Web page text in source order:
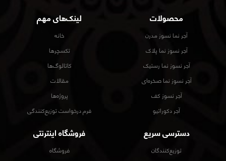
محصولات
آجر نما نسوز مدرن
آجر نسوز نما پلاک
آجر نسوز نما رستیک
آجر نسوز نما صخره‌ای
آجر نسوز کف
آجر دکوراتیو
لینک‌های مهم
خانه
تکسچرها
کاتالوگ‌ها
مقالات
پروژه‌ها
فرم درخواست توزیع‌کنندگی
دسترسی سریع
توزیع‌کنندگان
فروشگاه اینترنتی
فروشگاه